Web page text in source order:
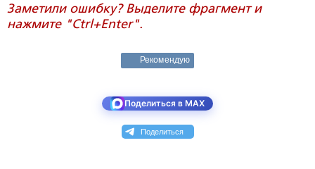
Заметили ошибку? Выделите фрагмент и
нажмите "Ctrl+Enter".
Рекомендую
Поделиться в MAX
Поделиться